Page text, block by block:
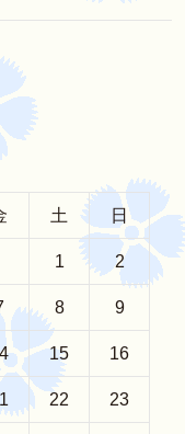
土 日
1 2
8 9
15 16
22 23